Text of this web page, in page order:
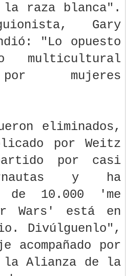
la raza blanca".
Gary
"Lo opuesto
multicultural
mujeres
eliminados,
por Weitz
por casi
y ha
de 10.000 'me
Wars' está en
Divúlguenlo",
acompañado por
la Alianza de la